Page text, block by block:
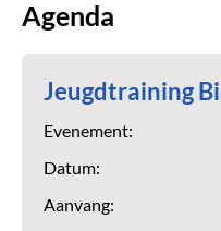
Agenda
Jeugdtraining
Evenement:
Datum:
Aanvang: